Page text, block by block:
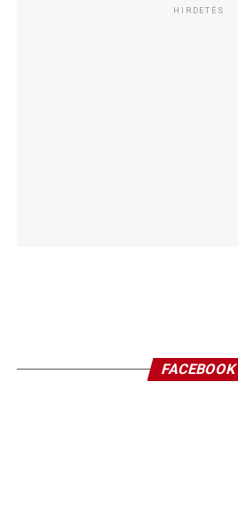
HIRDETÉS
FACEBOOK